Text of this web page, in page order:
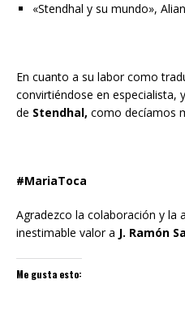
«Stendhal y su mundo»,
En cuanto a su labor como
convirtiéndose en especialista,
de Stendhal, como decíamos
#MariaToca
Agradezco la colaboración y la
inestimable valor a J. Ramón
Me gusta esto: